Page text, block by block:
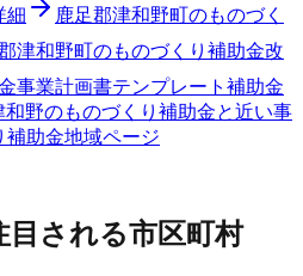
細 鹿足郡津和野町のものづく
津和野町のものづくり補助金改
事業計画書テンプレート 補助金
和野のものづくり補助金と近い事
補助金地域ページ
目される市区町村